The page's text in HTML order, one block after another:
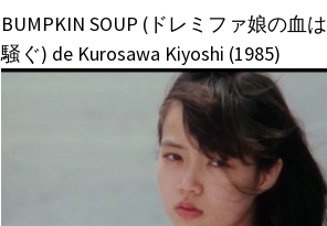
BUMPKIN SOUP (ドレミファ娘の血は
騒ぐ) de Kurosawa Kiyoshi (1985)